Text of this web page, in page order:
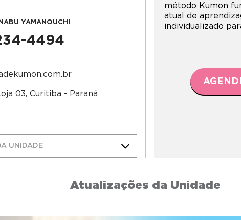
YAMANOUCHI
4494
03, Curitiba - Paraná
UNIDADE
método Kumon
atual de
individualizado
Atualizações da Unidade